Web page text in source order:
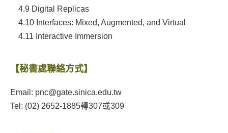
4.9 Digital Replicas
4.10 Interfaces: Mixed, Augmented, and Virtual
4.11 Interactive Immersion
【秘書處聯絡方式】
Email: pnc@gate.sinica.edu.tw
Tel: (02) 2652-1885轉307或309